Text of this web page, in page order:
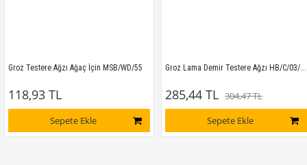
Groz Testere Ağzı Ağaç İçin MSB/WD/55
118,93 TL
Sepete Ekle
Groz Lama Demir Testere Ağzı HB/C/03/ST
285,44 TL
304,47 TL
Sepete Ekle